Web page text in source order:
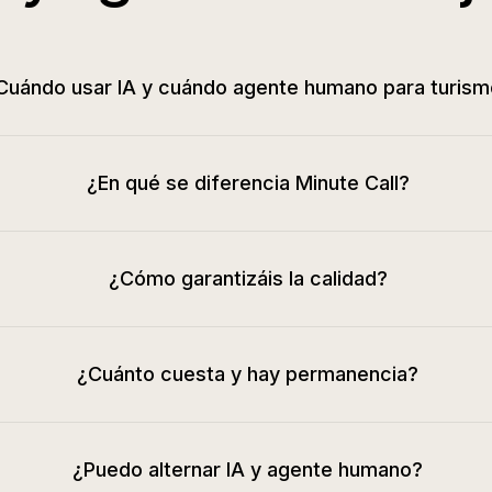
usar IA y cuándo agente humano para
¿En qué se diferencia Minute Call?
¿Cómo garantizáis la calidad?
¿Cuánto cuesta y hay permanencia?
¿Puedo alternar IA y agente humano?